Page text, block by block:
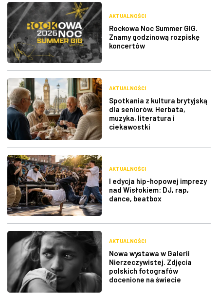
AKTUALNOŚCI
Rockowa Noc Summer GIG.
Znamy godzinową rozpiskę
koncertów
AKTUALNOŚCI
Spotkania z kultura brytyjską
dla seniorów. Herbata,
muzyka, literatura i
ciekawostki
AKTUALNOŚCI
I edycja hip-hopowej imprezy
nad Wisłokiem: DJ, rap,
dance, beatbox
AKTUALNOŚCI
Nowa wystawa w Galerii
Nierzeczywistej. Zdjęcia
polskich fotografów
docenione na świecie